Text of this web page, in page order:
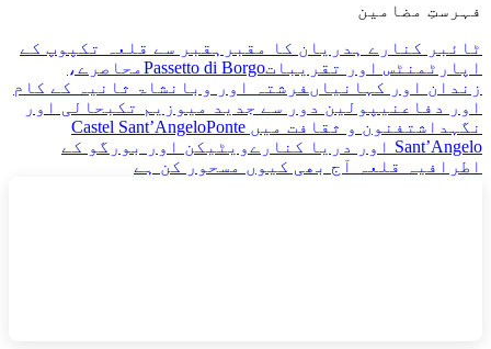
فہرستِ مضامین
ٹائبر کنارے ہدریان کا مقبرہ قبر سے قلعہ تک پوپ کے
اپارٹمنٹس اور تقریباتPassetto di Borgoمحاصرے،
زندان اور کہانیاں فرشتہ اور وبا نشاۃ ثانیہ کے کام
اور دفاع نیپولین دور سے جدید میوزیم تک بحالی اور
نگہداشت فنون و ثقافت میں Castel Sant’Angelo Ponte
Sant’Angelo اور دریا کنارے
ویٹیکن اور بورگو کے
اطراف یہ قلعہ آج بھی کیوں مسحور کن ہے